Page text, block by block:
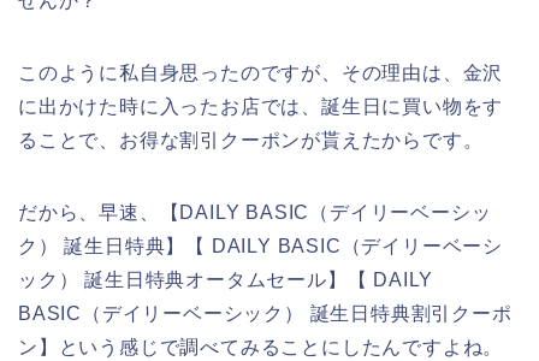
このように私自身思ったのですが、その理由は、金沢
に出かけた時に入ったお店では、誕生日に買い物をす
ることで、お得な割引クーポンが貰えたからです。
だから、早速、【DAILY BASIC（デイリーベーシッ
ク） 誕生日特典】【 DAILY BASIC（デイリーベーシ
ック） 誕生日特典オータムセール】【 DAILY
BASIC（デイリーベーシック） 誕生日特典割引クーポ
ン】という感じで調べてみることにしたんですよね。